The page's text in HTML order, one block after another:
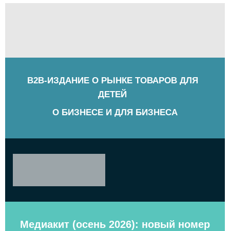
B2B-ИЗДАНИЕ О РЫНКЕ ТОВАРОВ ДЛЯ
ДЕТЕЙ
О БИЗНЕСЕ И ДЛЯ БИЗНЕСА
Медиакит (осень 2026): новый номер